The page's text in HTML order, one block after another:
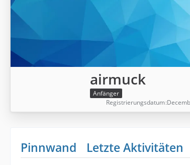
airmuck
Anfänger
Registrierungsdatum
Pinnwand Letzte Aktivitäten